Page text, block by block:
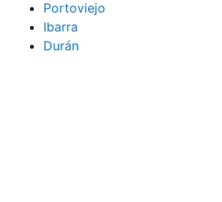
Portoviejo
Ibarra
Durán